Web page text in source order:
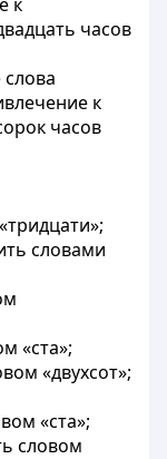
часов
к
часов
словами
«ста»;
«двухсот»;
«ста»;
словом